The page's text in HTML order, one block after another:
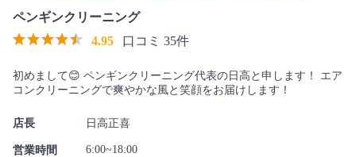
ペンギンクリーニング
4.95
口コミ 35件
初めまして😊 ペンギンクリーニング代表の日高と申します！ エア
コンクリーニングで爽やかな風と笑顔をお届けします！
店長 日高正喜
営業時間 6:00~18:00